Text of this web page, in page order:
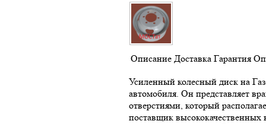
Описание Доставка Гарантия
Усиленный колесный диск на
автомобиля. Он представляет
отверстиями, который
поставщик